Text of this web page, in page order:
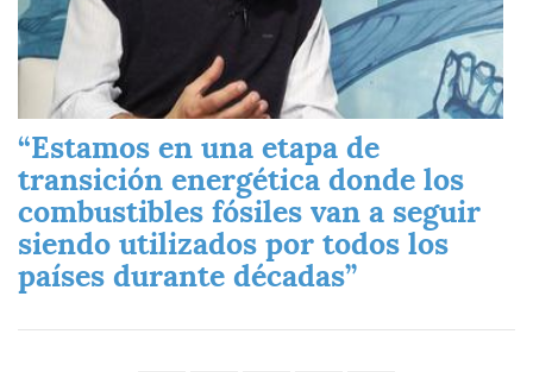
“Estamos en una etapa de
transición energética donde los
combustibles fósiles van a seguir
siendo utilizados por todos los
países durante décadas”